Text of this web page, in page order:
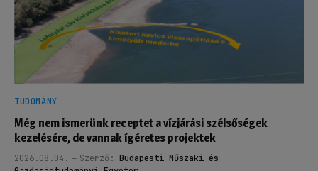
TUDOMÁNY
Még nem ismerünk receptet a vízjárási szélsőségek
kezelésére, de vannak ígéretes projektek
2026.08.04. Szerző: Budapesti Műszaki és